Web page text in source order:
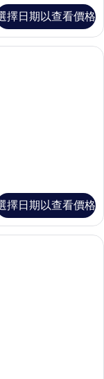
擇日期以查看價格
床房 | 高級寢具、書桌
擇日期以查看價格
高級寢具、書桌、筆電